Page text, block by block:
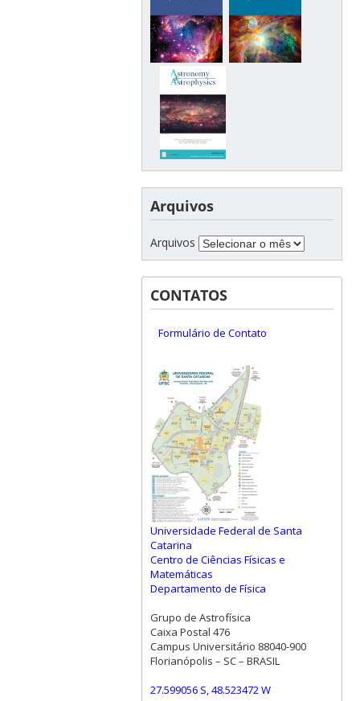
Arquivos
Arquivos
CONTATOS
Formulário de Contato
Universidade Federal de Santa
Catarina
Centro de Ciências Físicas e
Matemáticas
Departamento de Física
Grupo de Astrofísica
Caixa Postal 476
Campus Universitário 88040-900
Florianópolis – SC – BRASIL
27.599056 S, 48.523472 W